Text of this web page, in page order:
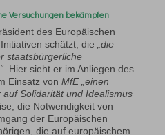
Versuchungen bekämpfen
des Europäischen
schätzt, die
„die
staatsbürgerliche
Hier sieht er im Anliegen des
Einsatz von MfE „einen
Solidarität und Idealismus
die Notwendigkeit von
der Europäischen
die auf europäischem